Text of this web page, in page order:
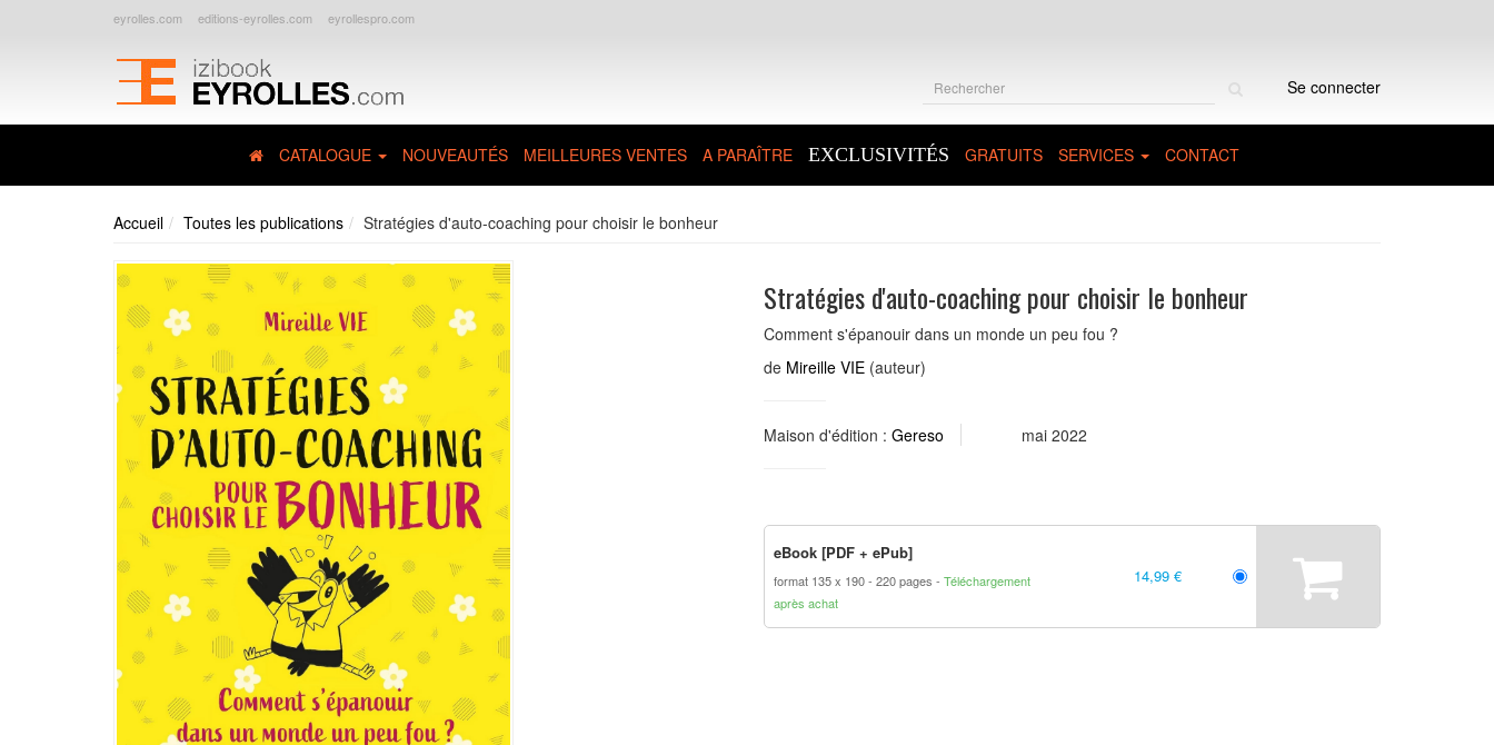
eyrolles.com editions-eyrolles.com eyrollespro.com
Se connecter
CATALOGUE NOUVEAUTÉS MEILLEURES VENTES A PARAÎTRE EXCLUSIVITÉS GRATUITS SERVICES CONTACT
Accueil Toutes les publications Stratégies d'auto-coaching pour choisir le bonheur
Stratégies d'auto-coaching pour choisir le bonheur
Comment s'épanouir dans un monde un peu fou ?
de Mireille VIE (auteur)
Maison d'édition : Gereso mai 2022
eBook [PDF + ePub]
format 135 x 190 220 pages
Téléchargement
après achat
14,99 €